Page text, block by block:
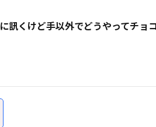
に訊くけど手以外でどうやってチョ